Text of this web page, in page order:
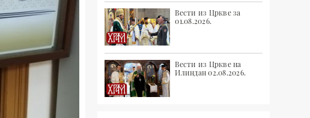
Вести из Цркве за
01.08.2026.
Вести из Цркве на
Илиндан 02.08.2026.